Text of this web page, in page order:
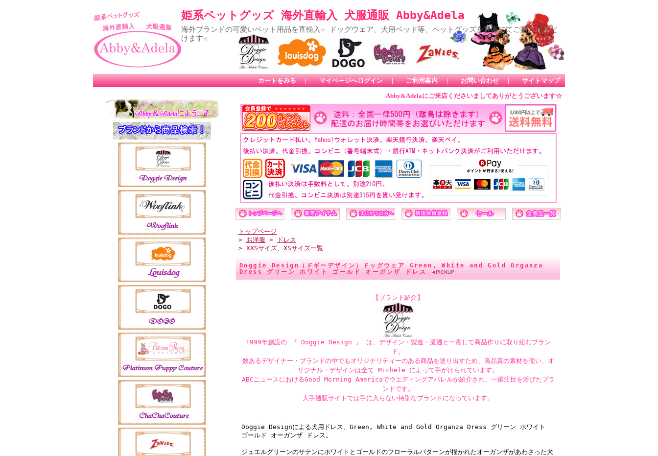
姫系ペットグッズ 海外直輸入 犬服通販 Abby&Adela
海外ブランドの可愛いペット用品を直輸入☆ ドッグウェア、犬用ベッド等、ペットグッズを通販にてご購入いただ
けます☆
カートをみる ｜ マイページへログイン ｜ ご利用案内 ｜ お問い合わせ ｜ サイトマップ
Abby&Adelaにご来店くださいましてありがとうございます☆ ☆ 当店では、海外ブランドによ
トップページ
> お洋服 >
ドレス
> XXSサイズ、XSサイズ一覧
Doggie Design（ドギーデザイン）ドッグウェア Green, White and Gold Organza
Dress グリーン ホワイト ゴールド オーガンザ ドレス
【ブランド紹介】
1999年創設の 『 Doggie Design 』 は、デザイン・製造・流通と一貫して商品作りに取り組むブラン
ド。
数あるデザイナー・ブランドの中でもオリジナリティーのある商品を送り出すため、高品質の素材を使い、オ
リジナル・デザインは全て Michele によって手がけられています。
ABCニュースにおけるGood Morning Americaでウエディングアパレルが紹介され、一躍注目を浴びたブラ
ンドです。
大手通販サイトでは手に入らない特別なブランドになっています。
Doggie Designによる犬用ドレス、Green, White and Gold Organza Dress グリーン ホワイト
ゴールド オーガンザ ドレス。
ジュエルグリーンのサテンにホワイトとゴールドのフローラルパターンが描かれたオーガンザがあわさった犬